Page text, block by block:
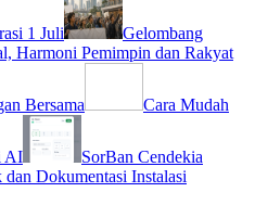
1 Juli
Gelombang
Harmoni Pemimpin dan Rakyat
Bersama Cara Mudah
AI
SorBan Cendekia
Dokumentasi Instalasi